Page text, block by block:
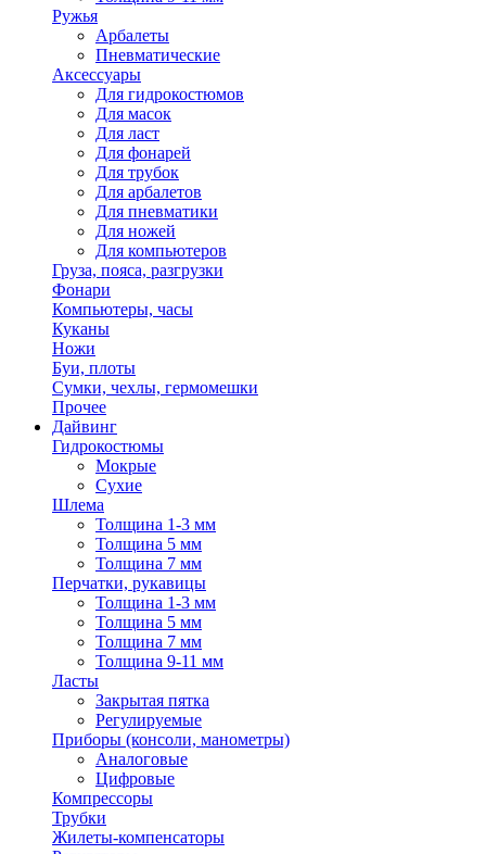
Ружья
Арбалеты
Пневматические
Аксессуары
Для гидрокостюмов
Для масок
Для ласт
Для фонарей
Для трубок
Для арбалетов
Для пневматики
Для ножей
Для компьютеров
Груза, пояса, разгрузки
Фонари
Компьютеры, часы
Куканы
Ножи
Буи, плоты
Сумки, чехлы, гермомешки
Прочее
Дайвинг
Гидрокостюмы
Мокрые
Сухие
Шлема
Толщина 1-3 мм
Толщина 5 мм
Толщина 7 мм
Перчатки, рукавицы
Толщина 1-3 мм
Толщина 5 мм
Толщина 7 мм
Толщина 9-11 мм
Ласты
Закрытая пятка
Регулируемые
Приборы (консоли, манометры)
Аналоговые
Цифровые
Компрессоры
Трубки
Жилеты-компенсаторы